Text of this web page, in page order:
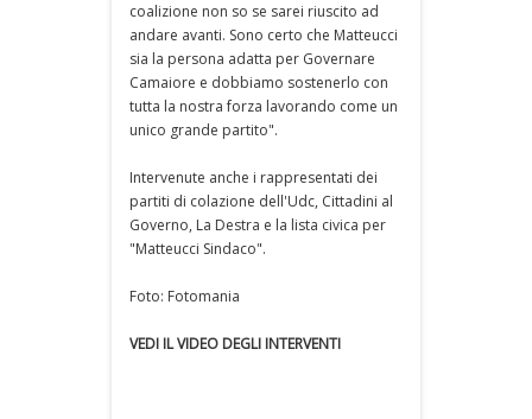
coalizione non so se sarei riuscito ad
andare avanti. Sono certo che Matteucci
sia la persona adatta per Governare
Camaiore e dobbiamo sostenerlo con
tutta la nostra forza lavorando come un
unico grande partito".
Intervenute anche i rappresentati dei
partiti di colazione dell'Udc, Cittadini al
Governo, La Destra e la lista civica per
"Matteucci Sindaco".
Foto: Fotomania
VEDI IL VIDEO DEGLI INTERVENTI